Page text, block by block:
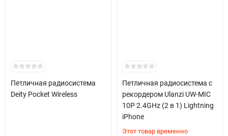
Петличная радиосистема
Deity Pocket Wireless
Петличная радиосистема с
рекордером Ulanzi UW-MIC
10P 2.4GHz (2 в 1) Lightning
iPhone
Этот товар временно